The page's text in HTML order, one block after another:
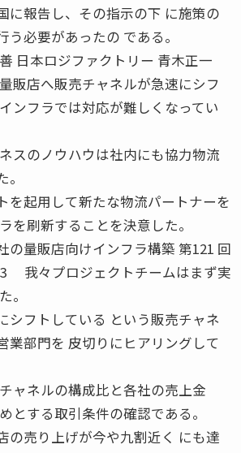
に報告し、その指示の下 に施策の
必要があったの である。
日本ロジファクトリー 青木正一
店へ販売チャネルが急速にシフ
ンフラでは対応が難しくなってい
スのノウハウは社内にも協力物流
を起用して新たな物流パートナーを
を刷新することを決意した。
の量販店向けインフラ構築 第121 回
々プロジェクトチームはまず実
。
シフトしている という販売チャネ
業部門を 皮切りにヒアリングして
ャネルの構成比と各社の売上金
とする取引条件の確認である。
の売り上げが今や九割近く にも達